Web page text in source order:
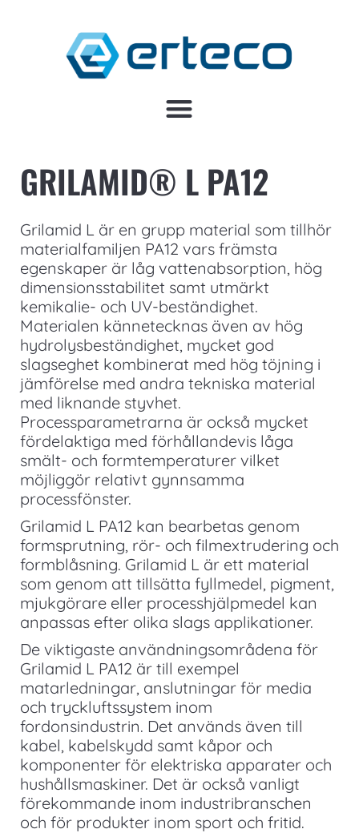
GRILAMID® L PA12
Grilamid L är en grupp material som tillhör
materialfamiljen PA12 vars främsta
egenskaper är låg vattenabsorption, hög
dimensionsstabilitet samt utmärkt
kemikalie- och UV-beständighet.
Materialen kännetecknas även av hög
hydrolysbeständighet, mycket god
slagseghet kombinerat med hög töjning i
jämförelse med andra tekniska material
med liknande styvhet.
Processparametrarna är också mycket
fördelaktiga med förhållandevis låga
smält- och formtemperaturer vilket
möjliggör relativt gynnsamma
processfönster.
Grilamid L PA12 kan bearbetas genom
formsprutning, rör- och filmextrudering och
formblåsning. Grilamid L är ett material
som genom att tillsätta fyllmedel, pigment,
mjukgörare eller processhjälpmedel kan
anpassas efter olika slags applikationer.
De viktigaste användningsområdena för
Grilamid L PA12 är till exempel
matarledningar, anslutningar för media
och tryckluftssystem inom
fordonsindustrin. Det används även till
kabel, kabelskydd samt kåpor och
komponenter för elektriska apparater och
hushållsmaskiner. Det är också vanligt
förekommande inom industribranschen
och för produkter inom sport och fritid.